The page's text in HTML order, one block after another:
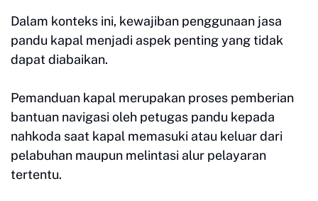
Dalam konteks ini, kewajiban penggunaan jasa
pandu kapal menjadi aspek penting yang tidak
dapat diabaikan.
Pemanduan kapal merupakan proses pemberian
bantuan navigasi oleh petugas pandu kepada
nahkoda saat kapal memasuki atau keluar dari
pelabuhan maupun melintasi alur pelayaran
tertentu.